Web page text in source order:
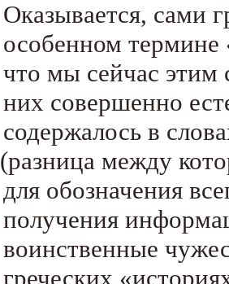
Оказывается, сами
особенном термине
что мы сейчас этим
них совершенно
содержалось в
(разница между
для обозначения
получения
воинственные
греческих «